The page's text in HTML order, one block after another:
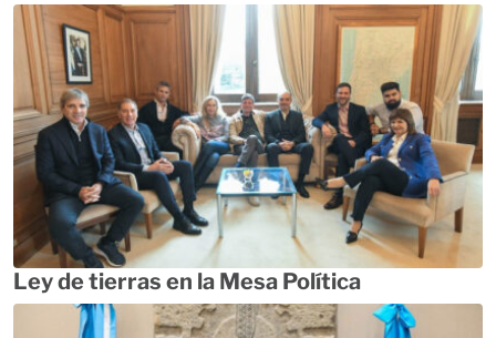
Ley de tierras en la Mesa Política